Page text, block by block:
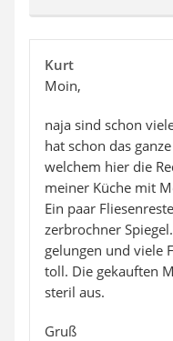
Kurt
Moin,
naja sind schon
hat schon das
welchem hier die
meiner Küche mit
Ein paar
zerbrochner
gelungen und viele
toll. Die gekauften
steril aus.
Gruß